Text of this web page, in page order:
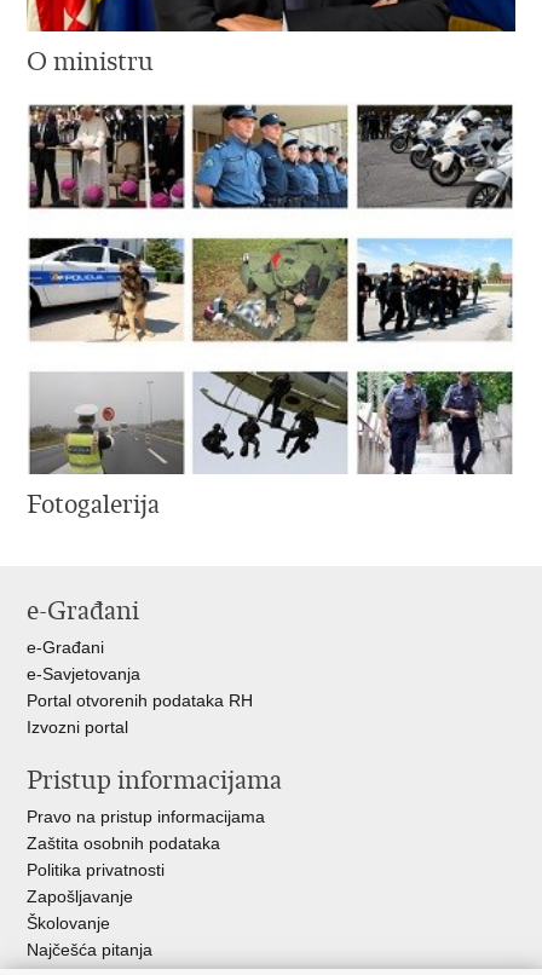
O ministru
Fotogalerija
e-Građani
e-Građani
e-Savjetovanja
Portal otvorenih podataka RH
Izvozni portal
Pristup informacijama
Pravo na pristup informacijama
Zaštita osobnih podataka
Politika privatnosti
Zapošljavanje
Školovanje
Najčešća pitanja